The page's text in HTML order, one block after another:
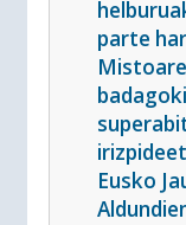
parte
Eusko